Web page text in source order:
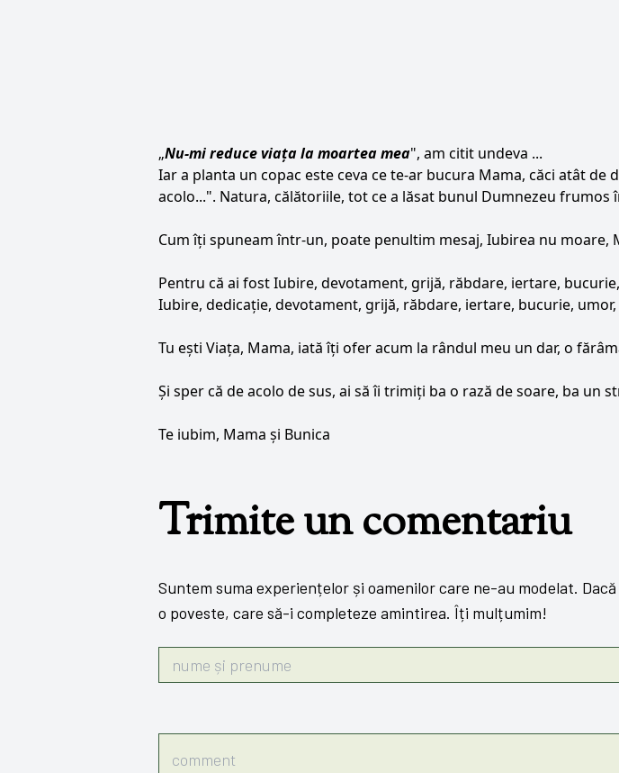
„Nu-mi reduce viața la moartea mea", am citit undeva ...
Iar a planta un copac este ceva ce te-ar bucura Mama, căci atât
acolo...". Natura, călătoriile, tot ce a lăsat bunul Dumnezeu frumos
Cum îți spuneam într-un, poate penultim mesaj, Iubirea nu moare,
Pentru că ai fost Iubire, devotament, grijă, răbdare, iertare,
Iubire, dedicație, devotament, grijă, răbdare, iertare, bucurie,
Tu ești Viața, Mama, iată îți ofer acum la rândul meu un dar, o
Și sper că de acolo de sus, ai să îi trimiți ba o rază de soare, ba un
Te iubim, Mama și Bunica
Trimite un comentariu
Suntem suma experiențelor și oamenilor care ne-au modelat.
o poveste, care să-i completeze amintirea. Îți mulțumim!